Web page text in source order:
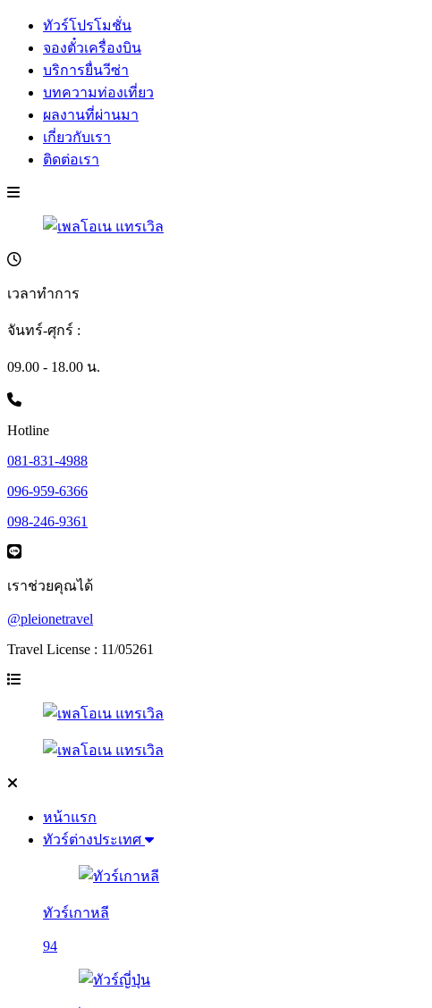
ทัวร์โปรโมชั่น
จองตั๋วเครื่องบิน
บริการยื่นวีซ่า
บทความท่องเที่ยว
ผลงานที่ผ่านมา
เกี่ยวกับเรา
ติดต่อเรา
เวลาทำการ
จันทร์-ศุกร์ :
09.00 - 18.00 น.
Hotline
081-831-4988
096-959-6366
098-246-9361
เราช่วยคุณได้
@pleionetravel
Travel License : 11/05261
หน้าแรก
ทัวร์ต่างประเทศ
ทัวร์เกาหลี
94